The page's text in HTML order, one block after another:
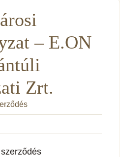
– E.ON
Zrt.